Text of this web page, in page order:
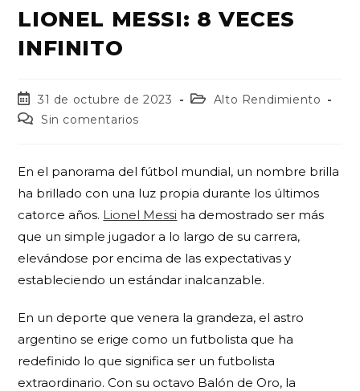
LIONEL MESSI: 8 VECES
INFINITO
31 de octubre de 2023
Alto Rendimiento
Sin comentarios
En el panorama del fútbol mundial, un nombre brilla
ha brillado con una luz propia durante los últimos
catorce años. Lionel Messi ha demostrado ser más
que un simple jugador a lo largo de su carrera,
elevándose por encima de las expectativas y
estableciendo un estándar inalcanzable.
En un deporte que venera la grandeza, el astro
argentino se erige como un futbolista que ha
redefinido lo que significa ser un futbolista
extraordinario. Con su octavo Balón de Oro, la